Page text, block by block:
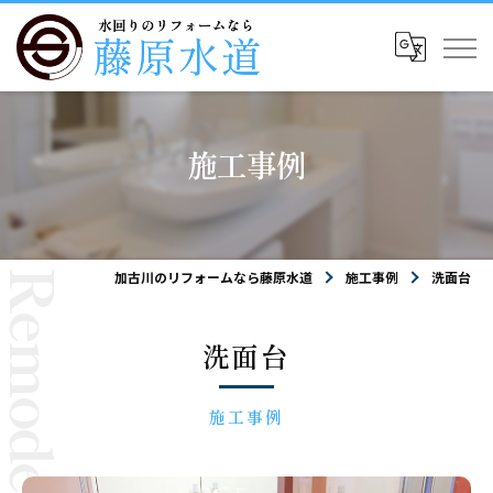
施工事例
加古川のリフォームなら藤原水道 施工事例 洗面台
施工事例
洗面台